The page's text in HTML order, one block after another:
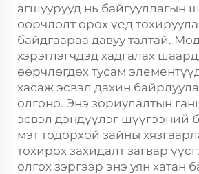
агшуурууд нь байгууллагын
өөрчлөлт орох үед
байдгаараа давуу талтай.
хэрэглэгчдэд хадгалах
өөрчлөгдөх тусам
хасаж эсвэл дахин
олгоно. Энэ зориулалтын
эсвэл дэндүүлэг шүүгээний
мэт тодорхой зайны
тохирох захидалт загвар
олгох зэргээр энэ уян хатан